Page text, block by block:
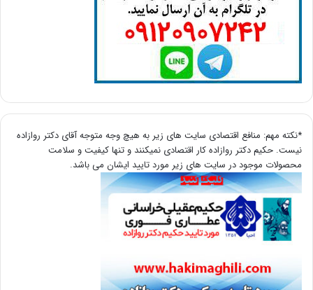
*نکته مهم: منافع اقتصادی سایت های زیر به هیچ وجه متوجه آقای دکتر روازاده
نیست. حکیم دکتر روازاده کار اقتصادی نمیکنند و تنها کیفیت و سلامت
محصولات موجود در سایت های زیر مورد تایید ایشان می باشد.